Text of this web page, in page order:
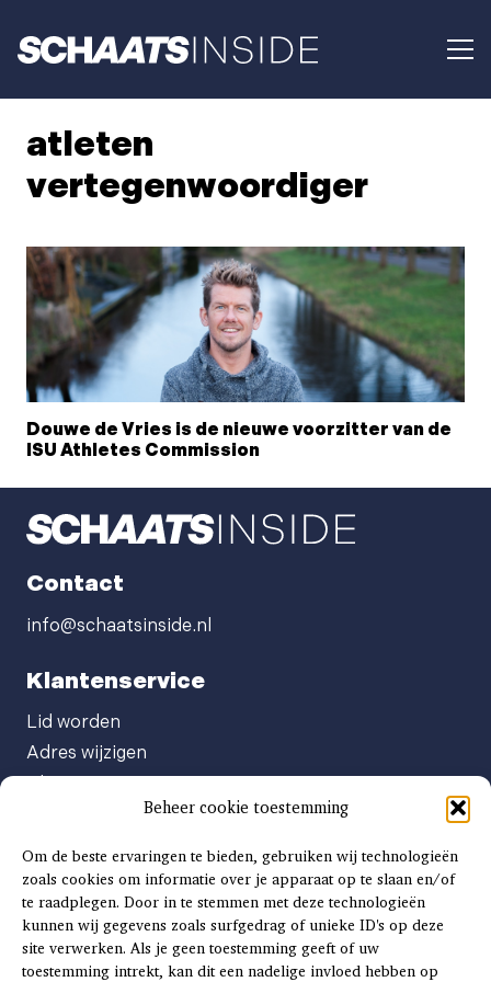
Beheer cookie toestemming
Om de beste ervaringen te bieden, gebruiken wij technologieën
zoals cookies om informatie over je apparaat op te slaan en/of
te raadplegen. Door in te stemmen met deze technologieën
kunnen wij gegevens zoals surfgedrag of unieke ID's op deze
site verwerken. Als je geen toestemming geeft of uw
toestemming intrekt, kan dit een nadelige invloed hebben op
atleten
vertegenwoordiger
Douwe de Vries is de nieuwe voorzitter van de
ISU Athletes Commission
Contact
info@schaatsinside.nl
Klantenservice
Lid worden
Adres wijzigen
Abonnement opzeggen
Afgeven automatische incasso
Factuur betalen
Klachtenformulier
Overige vragen